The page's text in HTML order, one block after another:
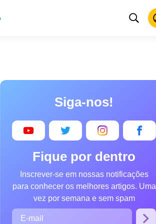
Siga-nos!
Fique por dentro
Inscrever-se em nossas notificações
para conhecer os melhores artigos. Uma
vez por semana e sem spam